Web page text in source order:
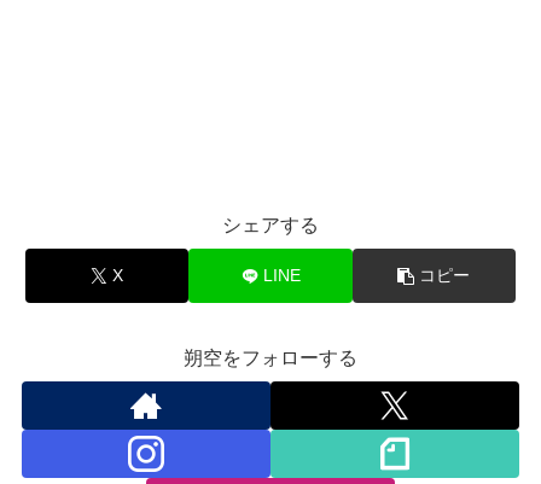
シェアする
X LINE コピー
朔空をフォローする